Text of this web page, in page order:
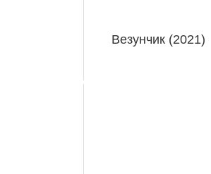
Везунчик (2021)